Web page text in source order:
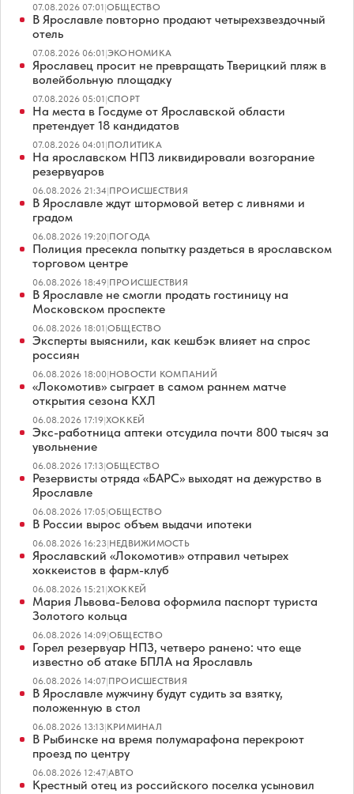
07.08.2026 07:01|ОБЩЕСТВО
В Ярославле повторно продают четырехзвездочный
отель
07.08.2026 06:01|ЭКОНОМИКА
Ярославец просит не превращать Тверицкий пляж в
волейбольную площадку
07.08.2026 05:01|СПОРТ
На места в Госдуме от Ярославской области
претендует 18 кандидатов
07.08.2026 04:01|ПОЛИТИКА
На ярославском НПЗ ликвидировали возгорание
резервуаров
06.08.2026 21:34|ПРОИСШЕСТВИЯ
В Ярославле ждут штормовой ветер с ливнями и
градом
06.08.2026 19:20|ПОГОДА
Полиция пресекла попытку раздеться в ярославском
торговом центре
06.08.2026 18:49|ПРОИСШЕСТВИЯ
В Ярославле не смогли продать гостиницу на
Московском проспекте
06.08.2026 18:01|ОБЩЕСТВО
Эксперты выяснили, как кешбэк влияет на спрос
россиян
06.08.2026 18:00|НОВОСТИ КОМПАНИЙ
«Локомотив» сыграет в самом раннем матче
открытия сезона КХЛ
06.08.2026 17:19|ХОККЕЙ
Экс-работница аптеки отсудила почти 800 тысяч за
увольнение
06.08.2026 17:13|ОБЩЕСТВО
Резервисты отряда «БАРС» выходят на дежурство в
Ярославле
06.08.2026 17:05|ОБЩЕСТВО
В России вырос объем выдачи ипотеки
06.08.2026 16:23|НЕДВИЖИМОСТЬ
Ярославский «Локомотив» отправил четырех
хоккеистов в фарм-клуб
06.08.2026 15:21|ХОККЕЙ
Мария Львова-Белова оформила паспорт туриста
Золотого кольца
06.08.2026 14:09|ОБЩЕСТВО
Горел резервуар НПЗ, четверо ранено: что еще
известно об атаке БПЛА на Ярославль
06.08.2026 14:07|ПРОИСШЕСТВИЯ
В Ярославле мужчину будут судить за взятку,
положенную в стол
06.08.2026 13:13|КРИМИНАЛ
В Рыбинске на время полумарафона перекроют
проезд по центру
06.08.2026 12:47|АВТО
Крестный отец из российского поселка усыновил